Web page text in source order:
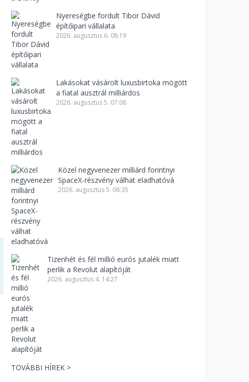
Nyereségbe fordult Tibor Dávid
építőipari vállalata
2026. augusztus 6. 08:19
Lakásokat vásárolt luxusbirtoka mögött
a fiatal ausztrál milliárdos
2026. augusztus 5. 07:08
Közel negyvenezer milliárd forintnyi
SpaceX-részvény válhat eladhatóvá
2026. augusztus 5. 06:35
Tizenhét és fél millió eurós jutalék miatt
perlik a Revolut alapítóját
2026. augusztus 4. 14:27
TOVÁBBI HÍREK >